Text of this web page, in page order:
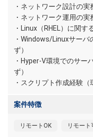
・ネットワーク設計の実
・ネットワーク運用の実
・Linux（RHEL）に関す
・Windows/Linuxサー
ず）
・Hyper-V環境でのサー
ず）
・スクリプト作成経験（
案件特徴
リモートOK リモート